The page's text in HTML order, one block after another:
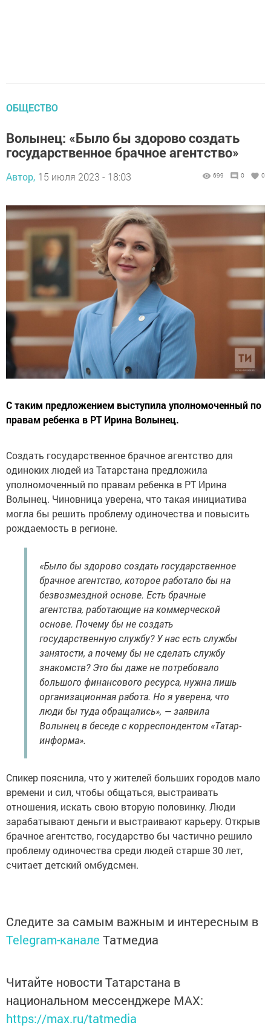
ОБЩЕСТВО
Волынец: «‎Было бы здорово создать
государственное брачное агентство»‎
Автор, 15 июля 2023 - 18:03 699 0 0
С таким предложением выступила уполномоченный по
правам ребенка в РТ Ирина Волынец.
Создать государственное брачное агентство для
одиноких людей из Татарстана предложила
уполномоченный по правам ребенка в РТ Ирина
Волынец. Чиновница уверена, что такая инициатива
могла бы решить проблему одиночества и повысить
рождаемость в регионе.
«Было бы здорово создать государственное
брачное агентство, которое работало бы на
безвозмездной основе. Есть брачные
агентства, работающие на коммерческой
основе. Почему бы не создать
государственную службу? У нас есть службы
занятости, а почему бы не сделать службу
знакомств? Это бы даже не потребовало
большого финансового ресурса, нужна лишь
организационная работа. Но я уверена, что
люди бы туда обращались», — заявила
Волынец в беседе с корреспондентом «Татар-
информа».
Спикер пояснила, что у жителей больших городов мало
времени и сил, чтобы общаться, выстраивать
отношения, искать свою вторую половинку. Люди
зарабатывают деньги и выстраивают карьеру. Открыв
брачное агентство, государство бы частично решило
проблему одиночества среди людей старше 30 лет,
считает детский омбудсмен.
Следите за самым важным и интересным в
Telegram-канале Татмедиа
Читайте новости Татарстана в
национальном мессенджере MАХ:
https://max.ru/tatmedia